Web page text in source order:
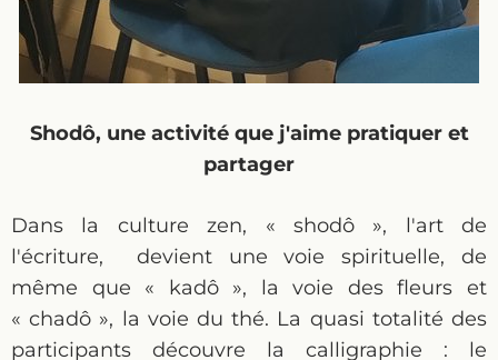
Shodô, une activité que j'aime pratiquer et
partager
Dans la culture zen, « shodô », l'art de
l'écriture, devient une voie spirituelle, de
même que « kadô », la voie des fleurs et
« chadô », la voie du thé. La quasi totalité des
participants découvre la calligraphie : le